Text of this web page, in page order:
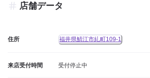
店舗データ
住所 福井県鯖江市糺町109-1
来店受付時間 受付停止中